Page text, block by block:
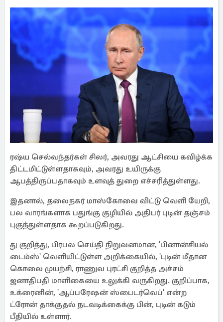
ரஷ்ய செல்வந்தர்கள் சிலர், அவரது ஆட்சியை கவிழ்க்க
திட்டமிட்டுள்ளதாகவும், அவரது உயிருக்கு
ஆபத்திருப்பதாகவும் உளவுத் துறை எச்சரித்துள்ளது.
இதனால், தலைநகர் மாஸ்கோவை விட்டு வெளி யேறி,
பல வாரங்களாக பதுங்கு குழியில் அதிபர் புடின் தஞ்சம்
புகுந்துள்ளதாக கூறப்படுகிறது.
து குறித்து, பிரபல செய்தி நிறுவனமான, 'பினான்சியல்
டைம்ஸ்' வெளியிட்டுள்ள அறிக்கையில், 'புடின் மீதான
கொலை முயற்சி, ராணுவ புரட்சி குறித்த அச்சம்
ஜனாதிபதி மாளிகையை உலுக்கி வருகிறது. குறிப்பாக,
உக்ரைனின், 'ஆப்பரேஷன் ஸ்பைடர்வெப்' என்ற
ட்ரோன் தாக்குதல் நடவடிக்கைக்கு பின், புடின் கடும்
பீதியில் உள்ளார்.